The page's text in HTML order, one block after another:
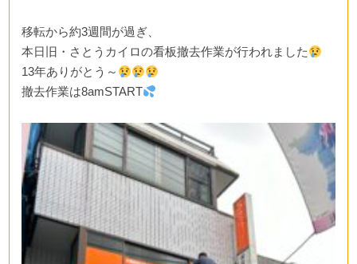
移転から約3週間が過ぎ、
本日旧・さとうカイロの看板撤去作業が行われました
13年ありがとう～
撤去作業は8amSTART